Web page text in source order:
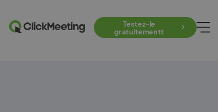
Testez-le
gratuitementt